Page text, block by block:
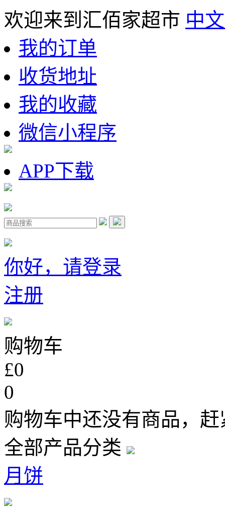
欢迎来到汇佰家超市 中
我的订单
收货地址
我的收藏
微信小程序
APP下载
你好，请登录
注册
购物车
£0
0
购物车中还没有商品，
全部产品分类
月饼